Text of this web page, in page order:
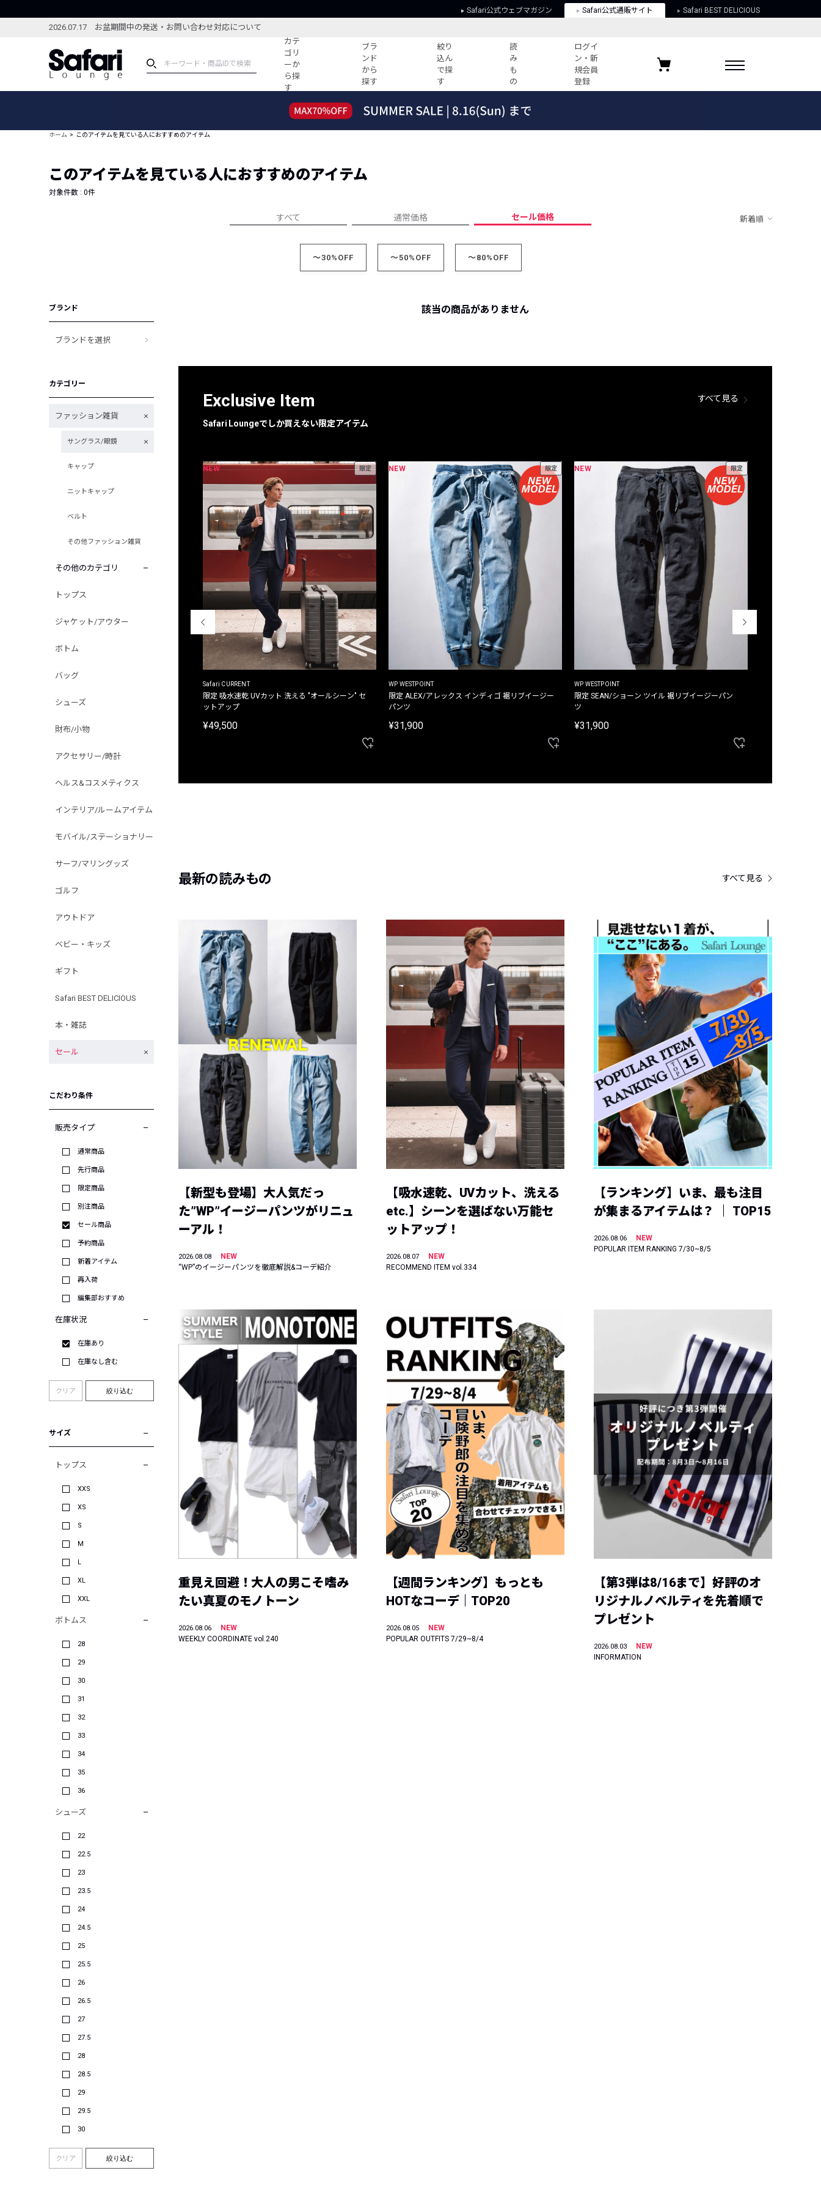
Safari公式ウェブマガジン Safari公式通販サイト Safari BEST DELICIOUS
2026.07.17 お盆期間中の発送・お問い合わせ対応について
カテ
ゴリ
ーか
ら探
す
ブラ
ンド
から
探す
絞り
込ん
で探
す
読
み
も
の
ログイ
ン・新
規会員
登録
ブランドから探す
新着アイテム
編集部のおすすめアイテム
特集記事
コーディネート
すべての記事
ーデ紹介
人気記事ランキング
ウィークリーコーデ
プライバシーポリシー
お気に入りブランド
ホーム このアイテムを見ている人におすすめのアイテム
このアイテムを見ている人におすすめのアイテム
対象件数 : 0件
すべて 通常価格 セール価格 新着順
～30%OFF ～50%OFF ～80%OFF
ブランド
ブランドを選択
カテゴリー
ファッション雑貨
サングラス/眼鏡
キャップ
ニットキャップ
ベルト
その他ファッション雑貨
その他のカテゴリ
トップス
ジャケット/アウター
ボトム
バッグ
シューズ
財布/小物
アクセサリー/時計
ヘルス&コスメティクス
インテリア/ルームアイテム
モバイル/ステーショナリー
サーフ/マリングッズ
ゴルフ
アウトドア
ベビー・キッズ
ギフト
Safari BEST DELICIOUS
本・雑誌
セール
こだわり条件
販売タイプ
通常商品
先行商品
限定商品
別注商品
セール商品
予約商品
新着アイテム
再入荷
編集部おすすめ
在庫状況
在庫あり
在庫なし含む
クリア 絞り込む
サイズ
トップス
XXS
XS
S
M
L
XL
XXL
ボトムス
28
29
30
31
32
33
34
35
36
シューズ
22
22.5
23
23.5
24
24.5
25
25.5
26
26.5
27
27.5
28
28.5
29
29.5
30
クリア 絞り込む
該当の商品がありません
Exclusive Item
Safari Loungeでしか買えない限定アイテム
すべて見る
NEW 限定
Safari CURRENT
限定 吸水速乾 UVカット 洗える "オールシーン" セ
ットアップ
¥49,500
NEW 限定
WP WESTPOINT
限定 ALEX/アレックス インディゴ 裾リブイージー
パンツ
¥31,900
NEW 限定
WP WESTPOINT
限定 SEAN/ショーン ツイル 裾リブイージーパン
ツ
¥31,900
最新の読みもの すべて見る
【新型も登場】大人気だっ
た”WP”イージーパンツがリニュ
ーアル！
2026.08.08
NEW
“WP”のイージーパンツを徹底解説&コーデ紹介
【吸水速乾、UVカット、洗える
etc.】シーンを選ばない万能セ
ットアップ！
2026.08.07
NEW
RECOMMEND ITEM vol.334
【ランキング】いま、最も注目
が集まるアイテムは？ ｜ TOP15
2026.08.06
NEW
POPULAR ITEM RANKING 7/30~8/5
重見え回避！大人の男こそ嗜み
たい真夏のモノトーン
2026.08.06
NEW
WEEKLY COORDINATE vol.240
【週間ランキング】もっとも
HOTなコーデ｜TOP20
2026.08.05
NEW
POPULAR OUTFITS 7/29~8/4
【第3弾は8/16まで】好評のオ
リジナルノベルティを先着順で
プレゼント
2026.08.03
NEW
INFORMATION